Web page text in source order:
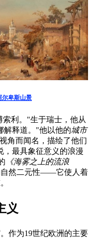
尔卑斯山景
索利。"生于瑞士，他从
解释道。"他以他的城市
角而闻名，描绘了他们
，最具象征意义的浪漫
《海雾之上的流浪
自然二元性——它使人着
义
作为19世纪欧洲的主要